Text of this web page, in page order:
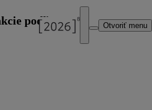
Otvoriť menu
podľa VIN